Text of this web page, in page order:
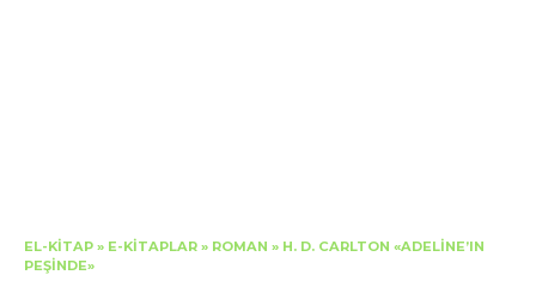
EL-KITAP » E-KITAPLAR » ROMAN » H. D. CARLTON «ADELINE’IN
PEŞINDE»